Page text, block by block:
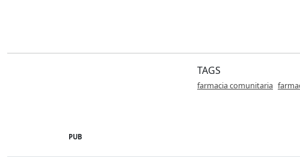
TAGS
farmacia comunitaria
PUB